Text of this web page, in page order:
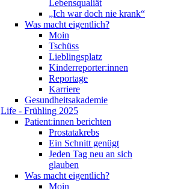
Lebensqualiät
„Ich war doch nie krank“
Was macht eigentlich?
Moin
Tschüss
Lieblingsplatz
Kinderreporter:innen
Reportage
Karriere
Gesundheitsakademie
Life - Frühling 2025
Patient:innen berichten
Prostatakrebs
Ein Schnitt genügt
Jeden Tag neu an sich
glauben
Was macht eigentlich?
Moin